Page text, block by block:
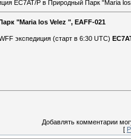
EC7AT/P в Природный Парк "Maria
"Maria los Velez ", ЕАFF-021
экспедиция (старт в 6:30 UTC)
Добавлять комментарии
[